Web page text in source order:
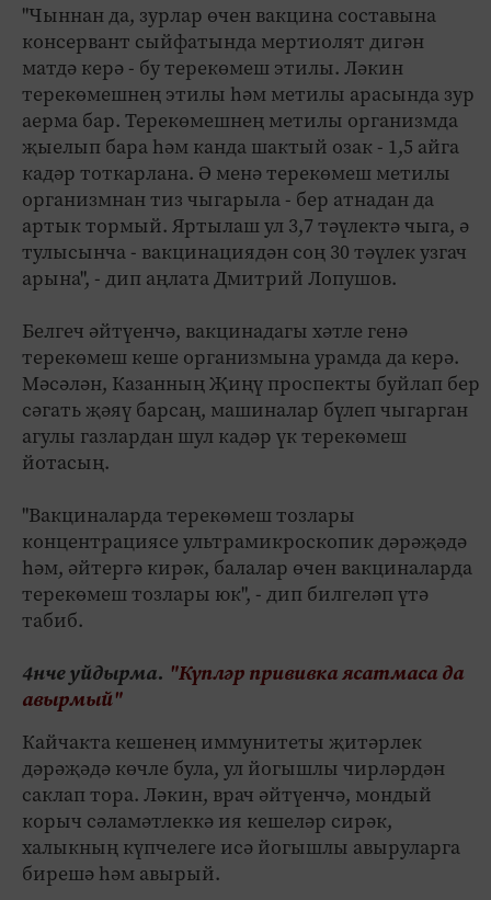
"Чыннан да, зурлар өчен вакцина составына
консервант сыйфатында мертиолят дигән
матдә керә - бу терекөмеш этилы. Ләкин
терекөмешнең этилы һәм метилы арасында зур
аерма бар. Терекөмешнең метилы организмда
җыелып бара һәм канда шактый озак - 1,5 айга
кадәр тоткарлана. Ә менә терекөмеш метилы
организмнан тиз чыгарыла - бер атнадан да
артык тормый. Яртылаш ул 3,7 тәүлектә чыга, ә
тулысынча - вакцинациядән соң 30 тәүлек узгач
арына", - дип аңлата Дмитрий Лопушов.
Белгеч әйтүенчә, вакцинадагы хәтле генә
терекөмеш кеше организмына урамда да керә.
Мәсәлән, Казанның Җиңү проспекты буйлап бер
сәгать җәяү барсаң, машиналар бүлеп чыгарган
агулы газлардан шул кадәр үк терекөмеш
йотасың.
"Вакциналарда терекөмеш тозлары
концентрациясе ультрамикроскопик дәрәҗәдә
һәм, әйтергә кирәк, балалар өчен вакциналарда
терекөмеш тозлары юк", - дип билгеләп үтә
табиб.
4нче уйдырма. "Күпләр прививка ясатмаса да
авырмый"
Кайчакта кешенең иммунитеты җитәрлек
дәрәҗәдә көчле була, ул йогышлы чирләрдән
саклап тора. Ләкин, врач әйтүенчә, мондый
корыч сәламәтлеккә ия кешеләр сирәк,
халыкның күпчелеге исә йогышлы авыруларга
бирешә һәм авырый.